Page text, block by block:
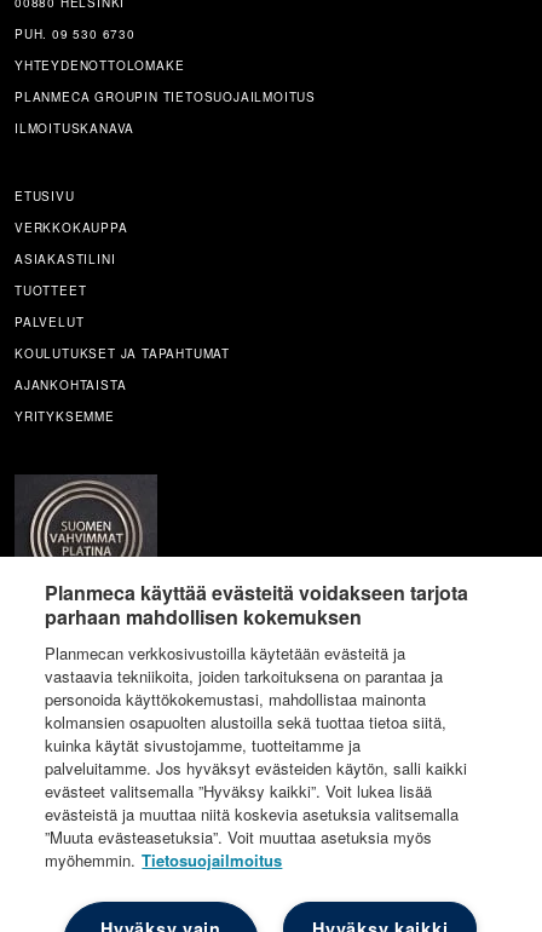
PUH. 09 530 6730
YHTEYDENOTTOLOMAKE
PLANMECA GROUPIN TIETOSUOJAILMOITUS
ILMOITUSKANAVA
ETUSIVU
VERKKOKAUPPA
ASIAKASTILINI
TUOTTEET
PALVELUT
KOULUTUKSET JA TAPAHTUMAT
AJANKOHTAISTA
YRITYKSEMME
© Implantona
Planmeca käyttää evästeitä voidakseen tarjota
parhaan mahdollisen kokemuksen
Planmecan verkkosivustoilla käytetään evästeitä ja
vastaavia tekniikoita, joiden tarkoituksena on parantaa ja
personoida käyttökokemustasi, mahdollistaa mainonta
kolmansien osapuolten alustoilla sekä tuottaa tietoa siitä,
kuinka käytät sivustojamme, tuotteitamme ja
palveluitamme. Jos hyväksyt evästeiden käytön, salli kaikki
evästeet valitsemalla ”Hyväksy kaikki”. Voit lukea lisää
evästeistä ja muuttaa niitä koskevia asetuksia valitsemalla
”Muuta evästeasetuksia”. Voit muuttaa asetuksia myös
myöhemmin. Tietosuojailmoitus